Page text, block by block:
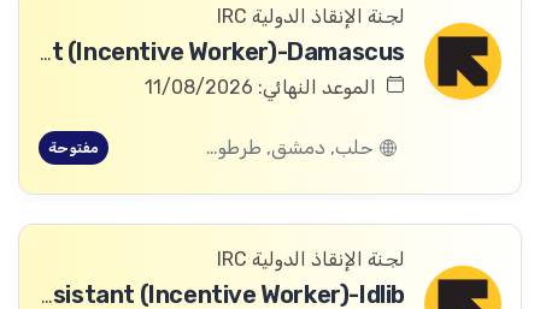
لجنة الإنقاذ الدولية IRC
Logistics Assistant (Incentive Worker)-Damascus
الموعد النهائي: 11/08/2026
حلب, دمشق, طرطوس, ريف دمشق, ديرالزور, درعا, السويداء, إدلب, القنيطرة, اللاذقية, الرقة, حمص, الحسكة, حماة مفتوحة
لجنة الإنقاذ الدولية IRC
Asset Assistant (Incentive Worker)-Idlib